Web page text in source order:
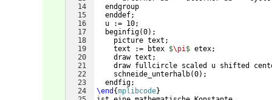
14
15
16
17
18
19
20
21
22
23
24
  endgroup
  enddef;
  u := 10;
  beginfig
(0) ;
    picture text;
    text := btex
$\pi$ etex;
    draw text;
draw fullcircle scaled u shifted
    schneide_unterhalb
(0) ;
  endfig;
\end {mplibcode}